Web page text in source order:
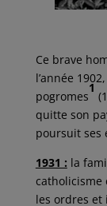
Ce brave
l’année
pogromes
1
quitte son
poursuit ses
1931 : la
catholicisme
les ordres et